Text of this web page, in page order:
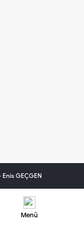
GEÇGEN
Menü